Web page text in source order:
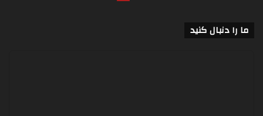
ما را دنبال کنید